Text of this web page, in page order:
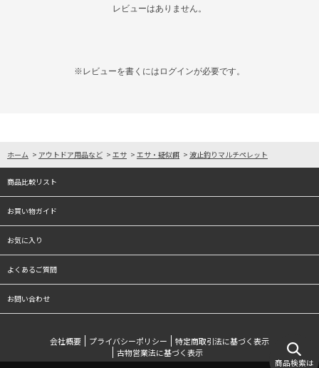
レビューはありません。
※レビューを書くには ログインが必要です。
ホーム > アウトドア用品など > エサ > エサ・疑似餌 > 波止釣りマルチペレット
商品比較リスト
お買い物ガイド
お気に入り
よくあるご質問
お問い合わせ
会社概要 プライバシーポリシー
特定商取引法に基づく表示
古物営業法に基づく表示
商品検索は